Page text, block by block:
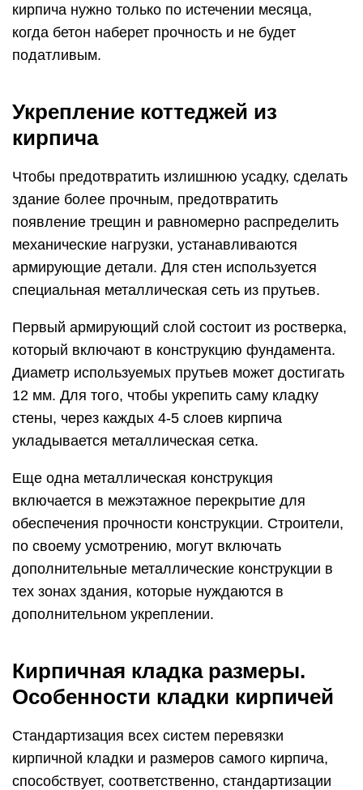
кирпича нужно только по истечении месяца,
когда бетон наберет прочность и не будет
податливым.
Укрепление коттеджей из
кирпича
Чтобы предотвратить излишнюю усадку, сделать
здание более прочным, предотвратить
появление трещин и равномерно распределить
механические нагрузки, устанавливаются
армирующие детали. Для стен используется
специальная металлическая сеть из прутьев.
Первый армирующий слой состоит из ростверка,
который включают в конструкцию фундамента.
Диаметр используемых прутьев может достигать
12 мм. Для того, чтобы укрепить саму кладку
стены, через каждых 4-5 слоев кирпича
укладывается металлическая сетка.
Еще одна металлическая конструкция
включается в межэтажное перекрытие для
обеспечения прочности конструкции. Строители,
по своему усмотрению, могут включать
дополнительные металлические конструкции в
тех зонах здания, которые нуждаются в
дополнительном укреплении.
Кирпичная кладка размеры.
Особенности кладки кирпичей
Стандартизация всех систем перевязки
кирпичной кладки и размеров самого кирпича,
способствует, соответственно, стандартизации